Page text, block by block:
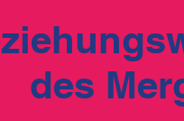
des